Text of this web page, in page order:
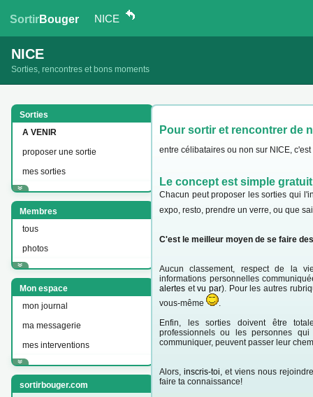
SortirBouger NICE
NICE
Sorties, rencontres et bons moments
Sorties
A VENIR
proposer une sortie
mes sorties
Membres
tous
photos
Mon espace
mon journal
ma messagerie
mes interventions
sortirbouger.com
Pour sortir et rencontrer de
entre célibataires ou non sur NICE,
Le concept est simple
Chacun peut proposer les sorties qui
expo, resto, prendre un verre, ou que
C'est le meilleur moyen de se faire
Aucun classement, respect de la
informations personnelles
alertes etvu par). Pour les autres
vous-même
.
Enfin, les sorties doivent être
professionnels ou les personnes
communiquer, peuvent passer leur
Alors, inscris-toi, et viens nous
faire ta connaissance!